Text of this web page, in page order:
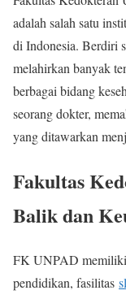
adalah salah satu
di Indonesia. Berdiri
melahirkan banyak
berbagai bidang
seorang dokter,
yang ditawarkan
Fakultas
Balik dan
FK UNPAD memiliki
pendidikan, fasilitas